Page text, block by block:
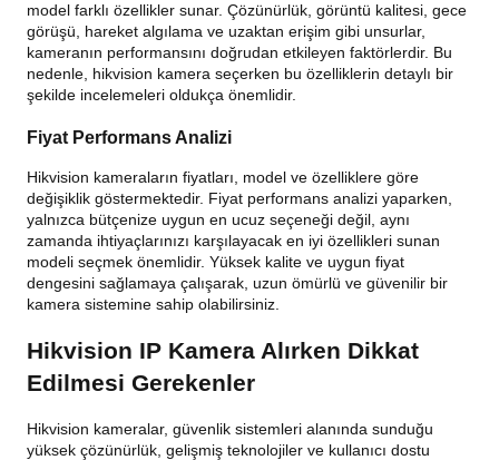
model farklı özellikler sunar. Çözünürlük, görüntü kalitesi, gece
görüşü, hareket algılama ve uzaktan erişim gibi unsurlar,
kameranın performansını doğrudan etkileyen faktörlerdir. Bu
nedenle, hikvision kamera seçerken bu özelliklerin detaylı bir
şekilde incelemeleri oldukça önemlidir.
Fiyat Performans Analizi
Hikvision kameraların fiyatları, model ve özelliklere göre
değişiklik göstermektedir. Fiyat performans analizi yaparken,
yalnızca bütçenize uygun en ucuz seçeneği değil, aynı
zamanda ihtiyaçlarınızı karşılayacak en iyi özellikleri sunan
modeli seçmek önemlidir. Yüksek kalite ve uygun fiyat
dengesini sağlamaya çalışarak, uzun ömürlü ve güvenilir bir
kamera sistemine sahip olabilirsiniz.
Hikvision IP Kamera Alırken Dikkat
Edilmesi Gerekenler
Hikvision kameralar, güvenlik sistemleri alanında sunduğu
yüksek çözünürlük, gelişmiş teknolojiler ve kullanıcı dostu